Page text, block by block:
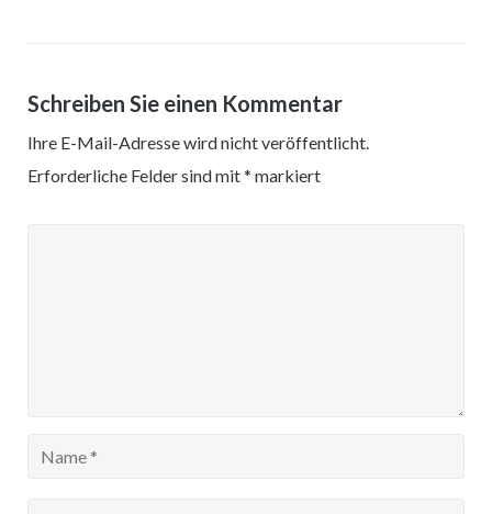
Schreiben Sie einen Kommentar
Ihre E-Mail-Adresse wird nicht veröffentlicht.
Erforderliche Felder sind mit* markiert